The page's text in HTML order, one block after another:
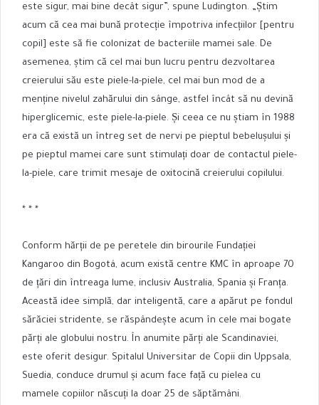
este sigur, mai bine decât sigur”, spune Ludington. „Știm
acum că cea mai bună protecție împotriva infecțiilor [pentru
copil] este să fie colonizat de bacteriile mamei sale. De
asemenea, știm că cel mai bun lucru pentru dezvoltarea
creierului său este piele-la-piele, cel mai bun mod de a
menține nivelul zahărului din sânge, astfel încât să nu devină
hiperglicemic, este piele-la-piele. Și ceea ce nu știam în 1988
era că există un întreg set de nervi pe pieptul bebelușului și
pe pieptul mamei care sunt stimulați doar de contactul piele-
la-piele, care trimit mesaje de oxitocină creierului copilului.
* * *
Conform hărții de pe peretele din birourile Fundației
Kangaroo din Bogotá, acum există centre KMC în aproape 70
de țări din întreaga lume, inclusiv Australia, Spania și Franța.
Această idee simplă, dar inteligentă, care a apărut pe fondul
sărăciei stridente, se răspândește acum în cele mai bogate
părți ale globului nostru. În anumite părți ale Scandinaviei,
este oferit desigur. Spitalul Universitar de Copii din Uppsala,
Suedia, conduce drumul și acum face față cu pielea cu
mamele copiilor născuți la doar 25 de săptămâni.